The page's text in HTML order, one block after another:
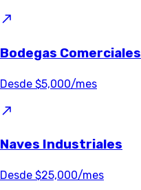
Bodegas Comerciales
Desde $5,000/mes
Naves Industriales
Desde $25,000/mes